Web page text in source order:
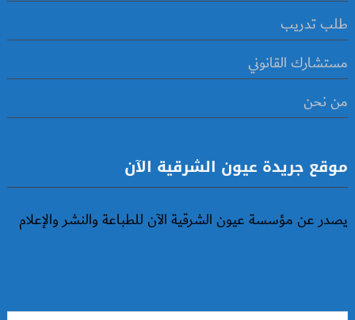
طلب تدريب
مستشارك القانوني
من نحن
موقع جريدة عيون الشرقية الآن
يصدر عن مؤسسة عيون الشرقية الآن للطباعة والنشر والإعلام